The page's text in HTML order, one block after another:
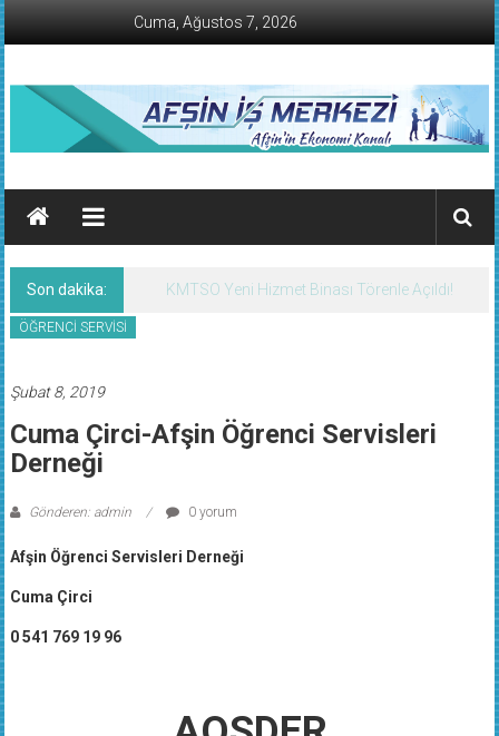
İçeriğe
geç
Cuma, Ağustos 7, 2026
AFŞİN
İŞ
MERKEZİ
Afşin'in
Ekonomi
Son dakika: KMTSO Yeni Hizmet Binası Törenle Açıldı!
ÖĞRENCİ SERVİSİ
Şubat 8, 2019
Cuma Çirci-Afşin Öğrenci Servisleri
Derneği
Gönderen: admin 0 yorum
Afşin Öğrenci Servisleri Derneği
Cuma Çirci
0 541 769 19 96